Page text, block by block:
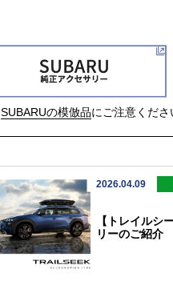
SUBARUの模倣品にご注意くださ
2026.04.09
【トレイルシ
リーのご紹介